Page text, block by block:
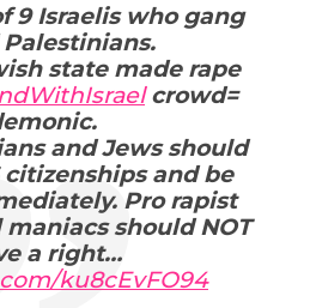
9 Israelis who gang
state made rape
crowd=
and Jews should
citizenships and be
Pro rapist
should NOT
a right…
ku8cEvFO94